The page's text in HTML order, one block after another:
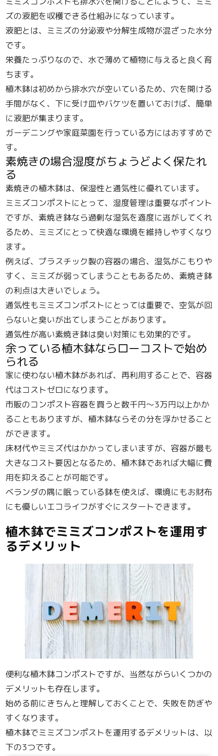
ズの液肥を収穫できる仕組みになっています。
液肥とは、ミミズの分泌液や分解生成物が混ざった水分
です。
栄養たっぷりなので、水で薄めて植物に与えると良く育
ちます。
植木鉢は初めから排水穴が空いているため、穴を開ける
手間がなく、下に受け皿やバケツを置いておけば、簡単
に液肥が集まります。
ガーデニングや家庭菜園を行っている方にはおすすめで
す。
素焼きの場合湿度がちょうどよく保たれ
る
素焼きの植木鉢は、保湿性と通気性に優れています。
ミミズコンポストにとって、湿度管理は重要なポイント
ですが、素焼き鉢なら過剰な湿気を適度に逃がしてくれ
るため、ミミズにとって快適な環境を維持しやすくなり
ます。
例えば、プラスチック製の容器の場合、湿気がこもりや
すく、ミミズが弱ってしまうこともあるため、素焼き鉢
の利点は大きいでしょう。
通気性もミミズコンポストにとっては重要で、空気が回
らないと臭いが出てしまうことがあります。
通気性が高い素焼き鉢は臭い対策にも効果的です。
余っている植木鉢ならローコストで始め
られる
家に使わない植木鉢があれば、再利用することで、容器
代はコストゼロになります。
市販のコンポスト容器を買うと数千円～3万円以上かか
ることもありますが、植木鉢ならその分を浮かせること
ができます。
床材代やミミズ代はかかってしまいますが、容器が最も
大きなコスト要因となるため、植木鉢であれば大幅に費
用を抑えることが可能です。
ベランダの隅に眠っている鉢を使えば、環境にもお財布
にも優しいエコライフがすぐにスタートできます。
植木鉢でミミズコンポストを運用す
るデメリット
便利な植木鉢コンポストですが、当然ながらいくつかの
デメリットも存在します。
始める前にきちんと理解しておくことで、失敗を防ぎや
すくなります。
植木鉢でミミズコンポストを運用するデメリットは、以
下の3つです。